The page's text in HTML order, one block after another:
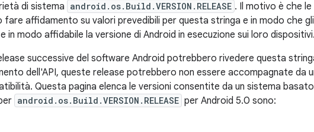
di sistema android.os.Build.VERSION.RELEASE . Il motivo è che
affidamento su valori prevedibili per questa stringa e in modo che
in modo affidabile la versione di Android in esecuzione sui loro dispositivi.
successive del software Android potrebbero rivedere questa
dell'API, queste release potrebbero non essere accompagnate da
Questa pagina elenca le versioni consentite da un sistema
android.os.Build.VERSION.RELEASE per Android 5.0 sono: